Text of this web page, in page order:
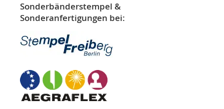
Sonderbänderstempel &
Sonderanfertigungen bei: